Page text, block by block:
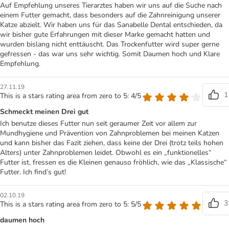
Auf Empfehlung unseres Tierarztes haben wir uns auf die Suche nach
einem Futter gemacht, dass besonders auf die Zahnreinigung unserer
Katze abzielt. Wir haben uns für das Sanabelle Dental entschieden, da
wir bisher gute Erfahrungen mit dieser Marke gemacht hatten und
wurden bislang nicht enttäuscht. Das Trockenfutter wird super gerne
gefressen - das war uns sehr wichtig. Somit Daumen hoch und Klare
Empfehlung.
27.11.19
This is a stars rating area from zero to 5: 4/5
1
Schmeckt meinen Drei gut
Ich benutze dieses Futter nun seit geraumer Zeit vor allem zur
Mundhygiene und Prävention von Zahnproblemen bei meinen Katzen
und kann bisher das Fazit ziehen, dass keine der Drei (trotz teils hohen
Alters) unter Zahnproblemen leidet. Obwohl es ein „funktionelles“
Futter ist, fressen es die Kleinen genauso fröhlich, wie das „Klassische“
Futter. Ich find’s gut!
02.10.19
This is a stars rating area from zero to 5: 5/5
3
daumen hoch